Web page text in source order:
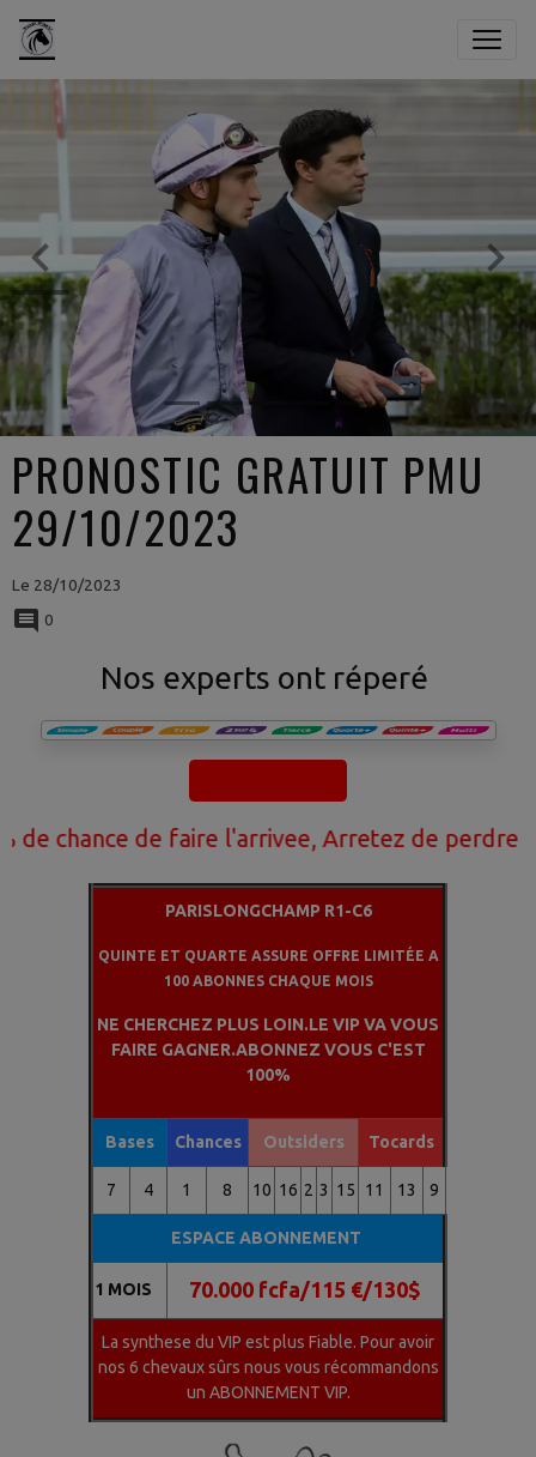
PRONOSTIC GRATUIT PMU
29/10/2023
Le 28/10/2023
0
Nos experts ont réperé
de faire l'arrivee, Arretez de perdre
PARISLONGCHAMP R1-C6
QUINTE ET QUARTE ASSURE OFFRE LIMITÉE A
100 ABONNES CHAQUE MOIS
NE CHERCHEZ PLUS LOIN.LE VIP VA VOUS
FAIRE GAGNER.ABONNEZ VOUS C'EST
100%
Bases Chances Outsiders Tocards
7 4 1 8 10 16 2 3 15 11 13 9
ESPACE ABONNEMENT
1 MOIS 70.000 fcfa/115 €/130$
La synthese du VIP est plus Fiable. Pour avoir
nos 6 chevaux sûrs nous vous récommandons
un ABONNEMENT VIP.